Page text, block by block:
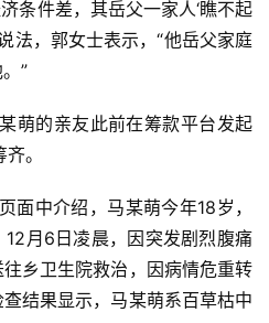
法，郭女士表示，“他岳父家庭
”
。
月6日凌晨，因突发剧烈腹痛
乡卫生院救治，因病情危重转
结果显示，马某萌系百草枯中